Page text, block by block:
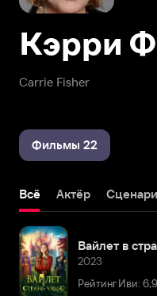
Carrie Fisher
Кэрри
Фильмы 22
Всё Актёр
Вайлет в
2023
Рейтинг Иви: 6,9